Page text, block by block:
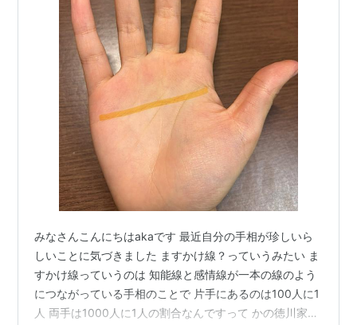
みなさんこんにちはakaです 最近自分の手相が珍しいら
しいことに気づきました ますかけ線？っていうみたい ま
すかけ線っていうのは 知能線と感情線が一本の線のよう
につながっている手相のことで 片手にあるのは100人に1
人 両手は1000人に1人の割合なんですって かの徳川家康